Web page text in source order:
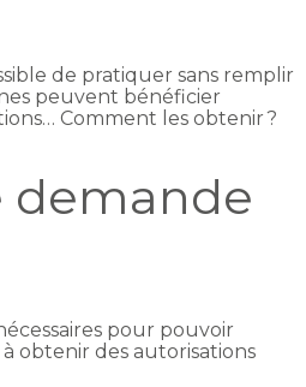
de pratiquer sans remplir
peuvent bénéficier
Comment les obtenir ?
demande
pour pouvoir
obtenir des autorisations